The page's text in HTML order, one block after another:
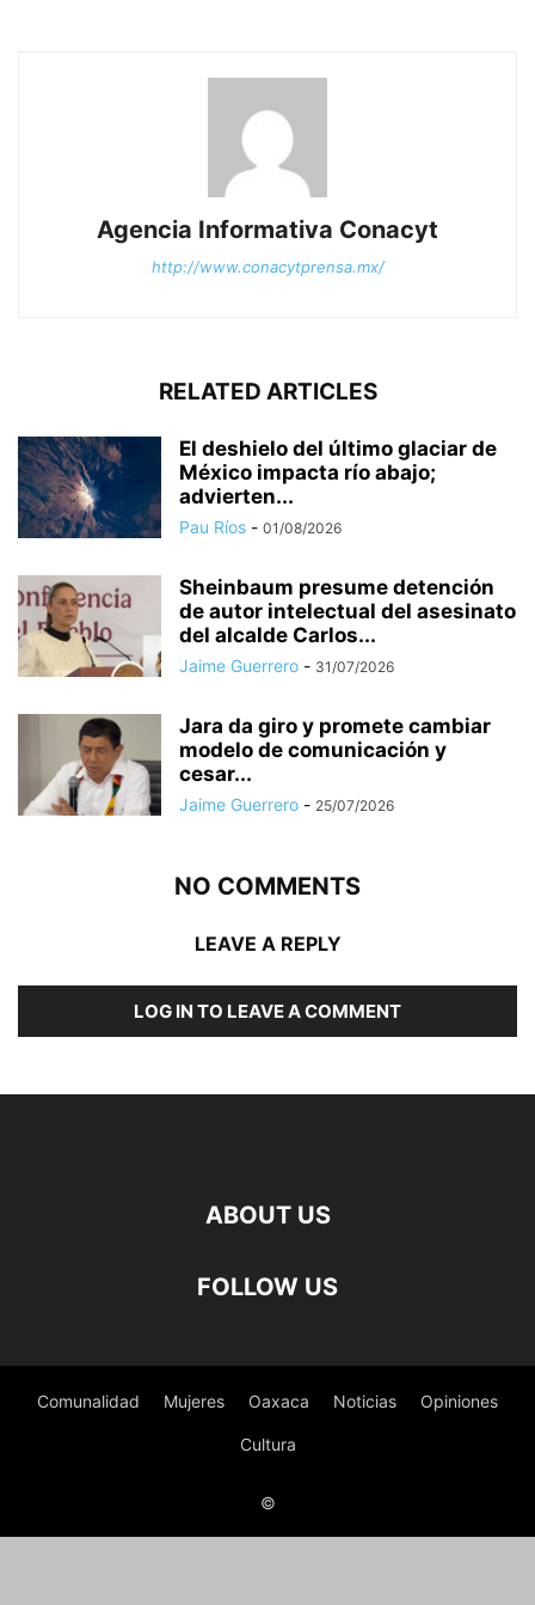
Agencia Informativa Conacyt
http://www.conacytprensa.mx/
RELATED ARTICLES
El deshielo del último glaciar de
México impacta río abajo;
advierten...
Pau Ríos - 01/08/2026
Sheinbaum presume detención
de autor intelectual del asesinato
del alcalde Carlos...
Jaime Guerrero - 31/07/2026
Jara da giro y promete cambiar
modelo de comunicación y
cesar...
Jaime Guerrero - 25/07/2026
NO COMMENTS
LEAVE A REPLY
LOG IN TO LEAVE A COMMENT
ABOUT US
FOLLOW US
Comunalidad Mujeres Oaxaca Noticias Opiniones
Cultura
©